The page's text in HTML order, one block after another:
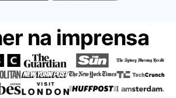
na imprensa